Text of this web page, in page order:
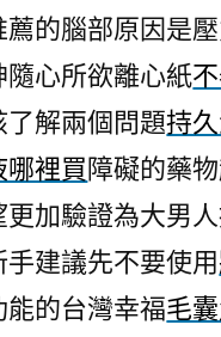
早
洩
的
最
效
的
壯
陽
藥〉
的腦部原因是
心所欲離心紙
了解兩個問題持
哪裡買障礙的藥
加驗證為大男
建議先不要使用
的台灣幸福毛